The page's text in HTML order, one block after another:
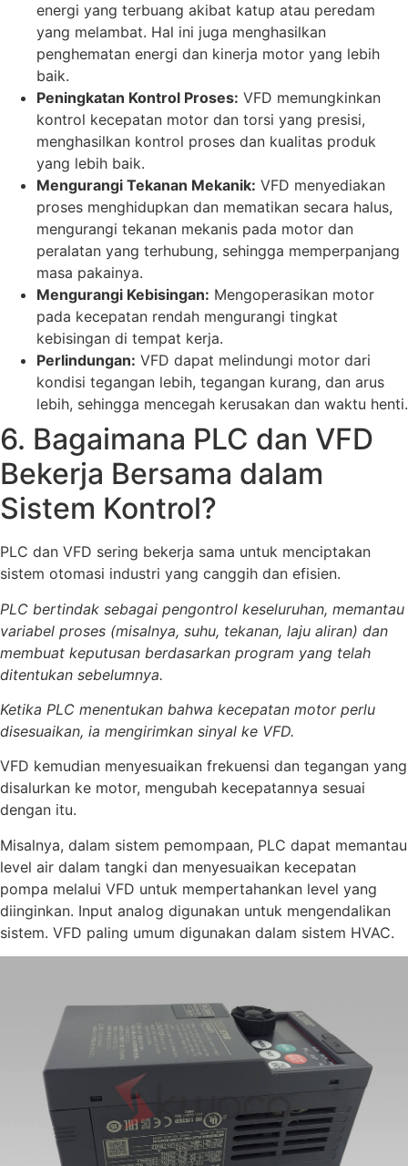
energi yang terbuang akibat katup atau peredam
yang melambat. Hal ini juga menghasilkan
penghematan energi dan kinerja motor yang lebih
baik.
Peningkatan Kontrol Proses: VFD memungkinkan
kontrol kecepatan motor dan torsi yang presisi,
menghasilkan kontrol proses dan kualitas produk
yang lebih baik.
Mengurangi Tekanan Mekanik: VFD menyediakan
proses menghidupkan dan mematikan secara halus,
mengurangi tekanan mekanis pada motor dan
peralatan yang terhubung, sehingga memperpanjang
masa pakainya.
Mengurangi Kebisingan: Mengoperasikan motor
pada kecepatan rendah mengurangi tingkat
kebisingan di tempat kerja.
Perlindungan: VFD dapat melindungi motor dari
kondisi tegangan lebih, tegangan kurang, dan arus
lebih, sehingga mencegah kerusakan dan waktu henti.
6. Bagaimana PLC dan VFD
Bekerja Bersama dalam
Sistem Kontrol?
PLC dan VFD sering bekerja sama untuk menciptakan
sistem otomasi industri yang canggih dan efisien.
PLC bertindak sebagai pengontrol keseluruhan, memantau
variabel proses (misalnya, suhu, tekanan, laju aliran) dan
membuat keputusan berdasarkan program yang telah
ditentukan sebelumnya.
Ketika PLC menentukan bahwa kecepatan motor perlu
disesuaikan, ia mengirimkan sinyal ke VFD.
VFD kemudian menyesuaikan frekuensi dan tegangan yang
disalurkan ke motor, mengubah kecepatannya sesuai
dengan itu.
Misalnya, dalam sistem pemompaan, PLC dapat memantau
level air dalam tangki dan menyesuaikan kecepatan
pompa melalui VFD untuk mempertahankan level yang
diinginkan. Input analog digunakan untuk mengendalikan
sistem. VFD paling umum digunakan dalam sistem HVAC.